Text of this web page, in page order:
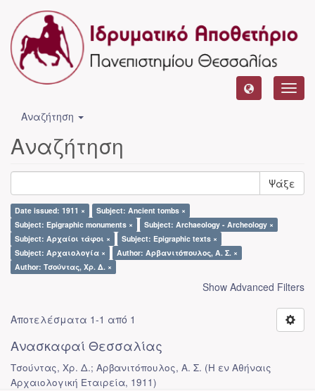
Αναζήτηση
Αναζήτηση
Ψάξε
Date issued: 1911 ×
Subject: Ancient tombs ×
Subject: Epigraphic monuments ×
Subject: Archaeology - Archeology ×
Subject: Αρχαίοι τάφοι ×
Subject: Epigraphic texts ×
Subject: Αρχαιολογία ×
Author: Αρβανιτόπουλος, Α. Σ. ×
Author: Τσούντας, Χρ. Δ. ×
Show Advanced Filters
Αποτελέσματα 1-1 από 1
Ανασκαφαί Θεσσαλίας
Τσούντας, Χρ. Δ.; Αρβανιτόπουλος, Α. Σ. (Η εν Αθήναις
Αρχαιολογική Εταιρεία, 1911)